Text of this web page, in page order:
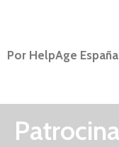
Por HelpAge